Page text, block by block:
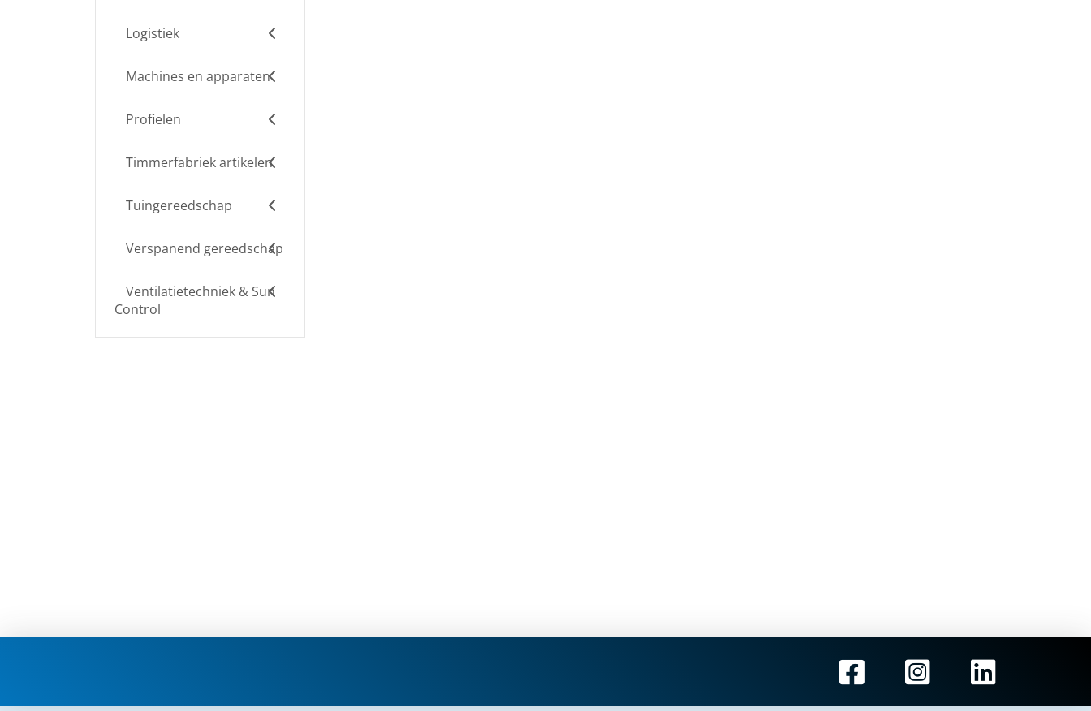
Logistiek
Machines en apparaten
Profielen
Timmerfabriek artikelen
Tuingereedschap
Verspanend gereedschap
Ventilatietechniek & Sun
Control